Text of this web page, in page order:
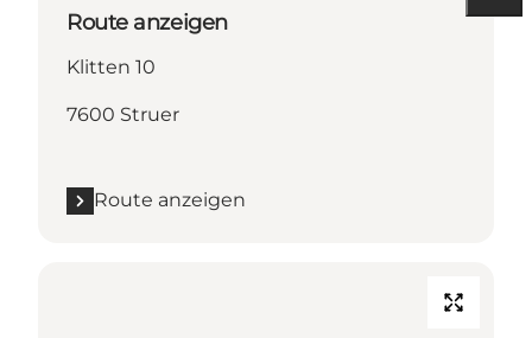
Route anzeigen
Klitten 10
7600 Struer
Route anzeigen